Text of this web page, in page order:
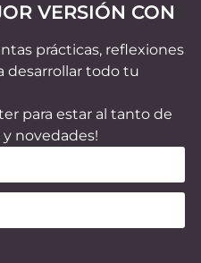
VERSIÓN CON
prácticas, reflexiones
desarrollar todo tu
para estar al tanto de
novedades!